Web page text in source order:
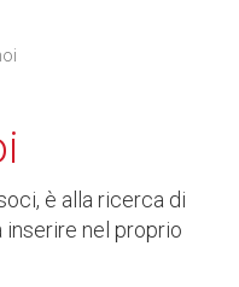
è alla ricerca di
inserire nel proprio